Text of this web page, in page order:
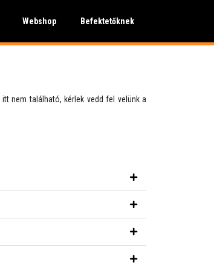
Webshop Befektetőknek
nem található, kérlek vedd fel velünk a